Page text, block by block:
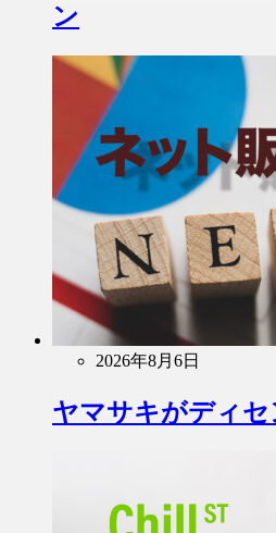
ン
2026年8月6日
ヤマサキがディ